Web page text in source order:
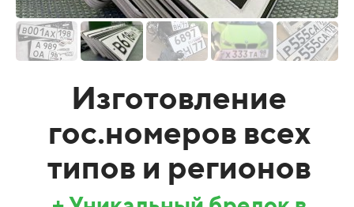
Изготовление
гос.номеров всех
типов и регионов